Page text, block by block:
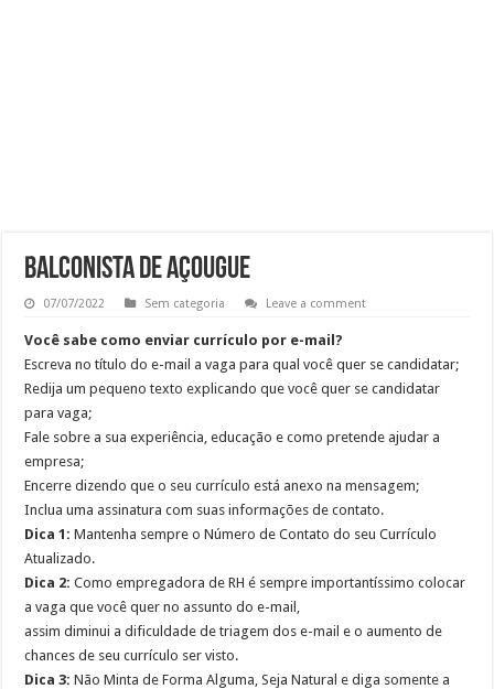
BALCONISTA DE AÇOUGUE
07/07/2022 Sem categoria Leave a comment
Você sabe como enviar currículo por e-mail?
Escreva no título do e-mail a vaga para qual você quer se candidatar;
Redija um pequeno texto explicando que você quer se candidatar
para vaga;
Fale sobre a sua experiência, educação e como pretende ajudar a
empresa;
Encerre dizendo que o seu currículo está anexo na mensagem;
Inclua uma assinatura com suas informações de contato.
Dica 1: Mantenha sempre o Número de Contato do seu Currículo
Atualizado.
Dica 2: Como empregadora de RH é sempre importantíssimo colocar
a vaga que você quer no assunto do e-mail,
assim diminui a dificuldade de triagem dos e-mail e o aumento de
chances de seu currículo ser visto.
Dica 3: Não Minta de Forma Alguma, Seja Natural e diga somente a